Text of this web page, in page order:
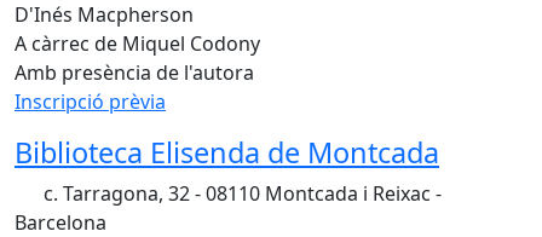
D'Inés Macpherson
A càrrec de Miquel Codony
Amb presència de l'autora
Inscripció prèvia
Biblioteca Elisenda de Montcada
c. Tarragona, 32 - 08110 Montcada i Reixac -
Barcelona